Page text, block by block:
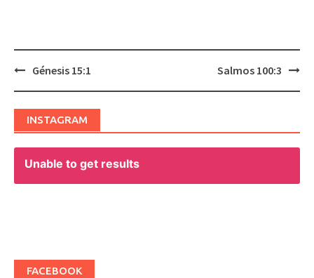
Génesis 15:1 Salmos 100:3
INSTAGRAM
Unable to get results
FACEBOOK